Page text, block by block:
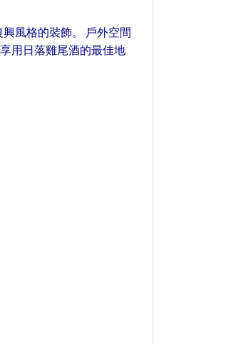
風格的裝飾。 戶外空間
用日落雞尾酒的最佳地